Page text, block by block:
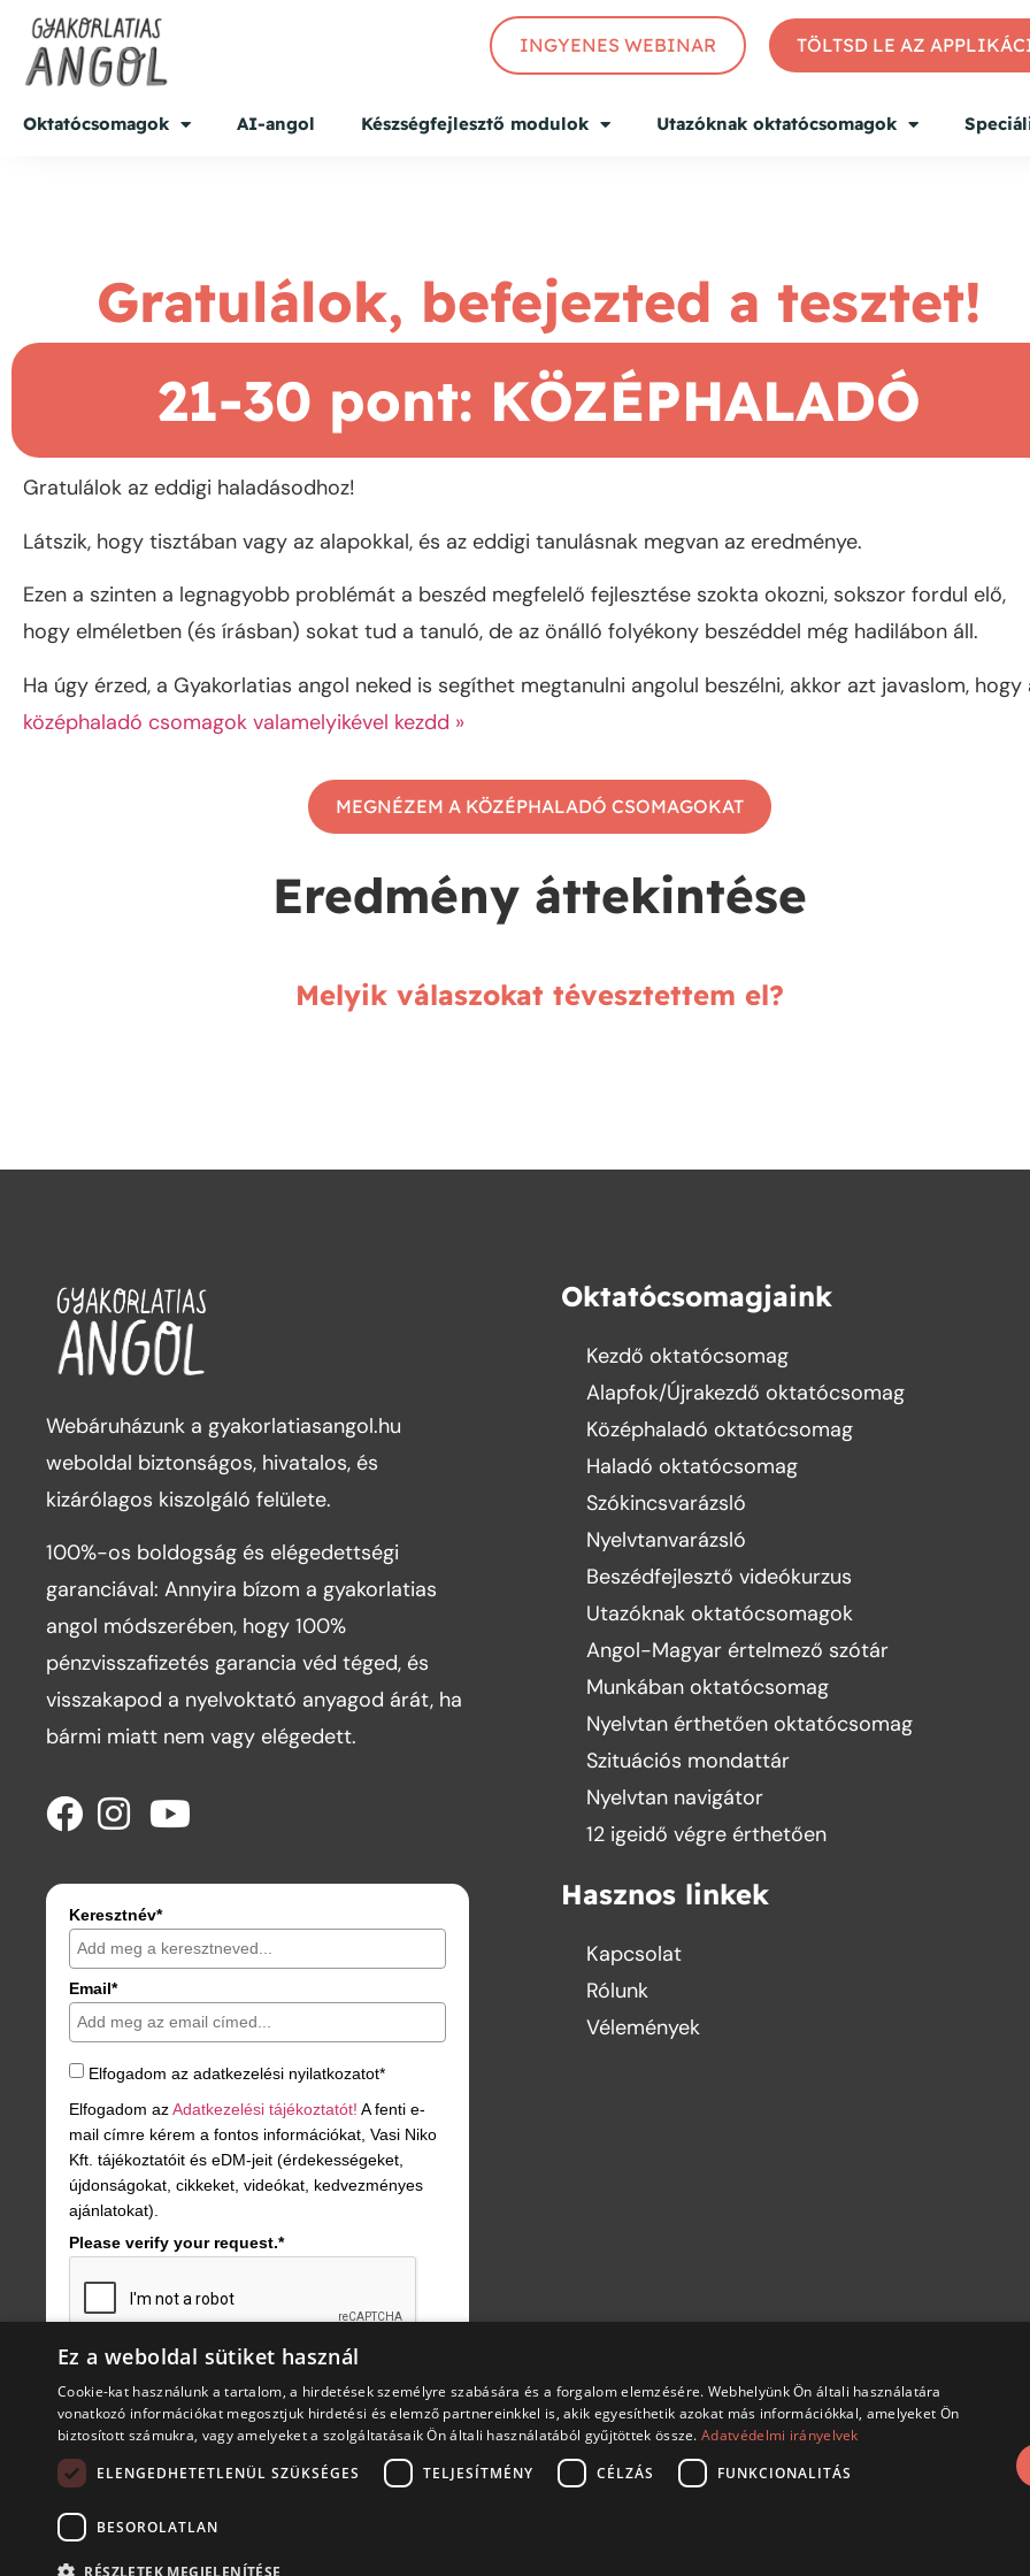
INGYENES WEBINAR TÖLTSD LE AZ
Oktatócsomagok AI-angol Készségfejlesztő modulok Utazóknak oktatócsomagok
Gratulálok, befejezted a tesztet!
21-30 pont: KÖZÉPHALADÓ
Gratulálok az eddigi haladásodhoz!
Látszik, hogy tisztában vagy az alapokkal, és az eddigi tanulásnak megvan az eredménye.
Ezen a szinten a legnagyobb problémát a beszéd megfelelő fejlesztése szokta okozni, sokszor fordul elő,
hogy elméletben (és írásban) sokat tud a tanuló, de az önálló folyékony beszéddel még hadilábon áll.
Ha úgy érzed, a Gyakorlatias angol neked is segíthet megtanulni angolul beszélni, akkor azt javaslom, hogy
középhaladó csomagok valamelyikével kezdd »
MEGNÉZEM A KÖZÉPHALADÓ CSOMAGOKAT
Eredmény áttekintése
Melyik válaszokat tévesztettem el?
Webáruházunk a gyakorlatiasangol.hu
weboldal biztonságos, hivatalos, és
kizárólagos kiszolgáló felülete.
100%-os boldogság és elégedettségi
garanciával: Annyira bízom a gyakorlatias
angol módszerében, hogy 100%
pénzvisszafizetés garancia véd téged, és
visszakapod a nyelvoktató anyagod árát, ha
bármi miatt nem vagy elégedett.
Keresztnév*
Email*
Elfogadom az adatkezelési nyilatkozatot*
Elfogadom azAdatkezelési tájékoztatót! A fenti e-
mail címre kérem a fontos információkat, Vasi Niko
Kft. tájékoztatóit és eDM-jeit (érdekességeket,
újdonságokat, cikkeket, videókat, kedvezményes
ajánlatokat).
Please verify your request.*
JELENTKEZÉS!
Oktatócsomagjaink
Kezdő oktatócsomag
Alapfok/Újrakezdő oktatócsomag
Középhaladó oktatócsomag
Haladó oktatócsomag
Szókincsvarázsló
Nyelvtanvarázsló
Beszédfejlesztő videókurzus
Utazóknak oktatócsomagok
Angol-Magyar értelmező szótár
Munkában oktatócsomag
Nyelvtan érthetően oktatócsomag
Szituációs mondattár
Nyelvtan navigátor
12 igeidő végre érthetően
Hasznos linkek
Kapcsolat
Rólunk
Vélemények
Ez a weboldal sütiket használ
Cookie-kat használunk a tartalom, a hirdetések személyre szabására és a forgalom elemzésére. Webhelyünk Ön általi használatára
vonatkozó információkat megosztjuk hirdetési és elemző partnereinkkel is, akik egyesíthetik azokat más információkkal, amelyeket Ön
biztosított számukra, vagy amelyeket a szolgáltatásaik Ön általi használatából gyűjtöttek össze.Adatvédelmi irányelvek
ELENGEDHETETLENÜL SZÜKSÉGES
TELJESÍTMÉNY CÉLZÁS FUNKCIONALITÁS
BESOROLATLAN
RÉSZLETEK MEGJELENÍTÉSE